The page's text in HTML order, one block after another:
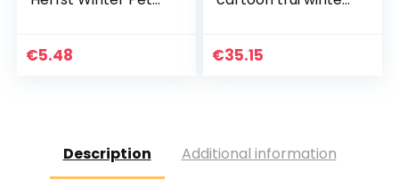
Comfortabele
€5.48
kleding lente en
€35.15
Description Additional information